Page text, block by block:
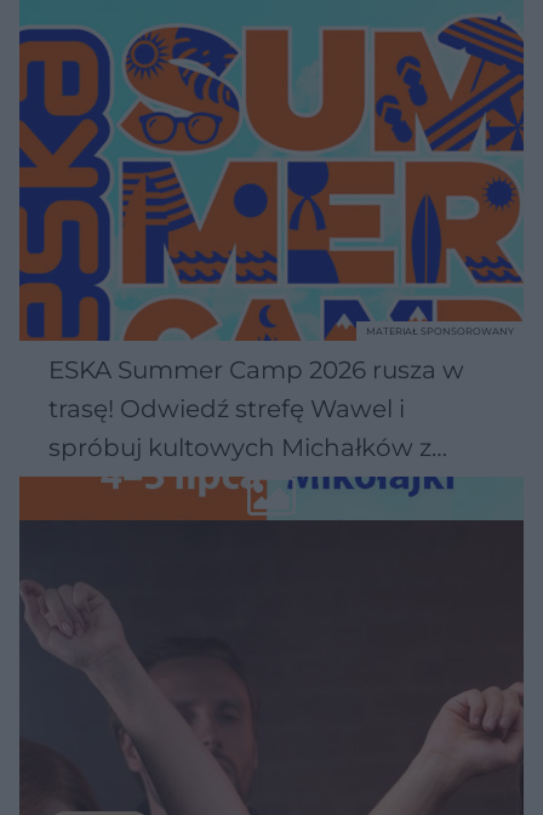
ESKA Summer Camp 2026 rusza w
trasę! Odwiedź strefę Wawel i
spróbuj kultowych Michałków z
Wawelu
MATERIAŁ SPONSOROWANY